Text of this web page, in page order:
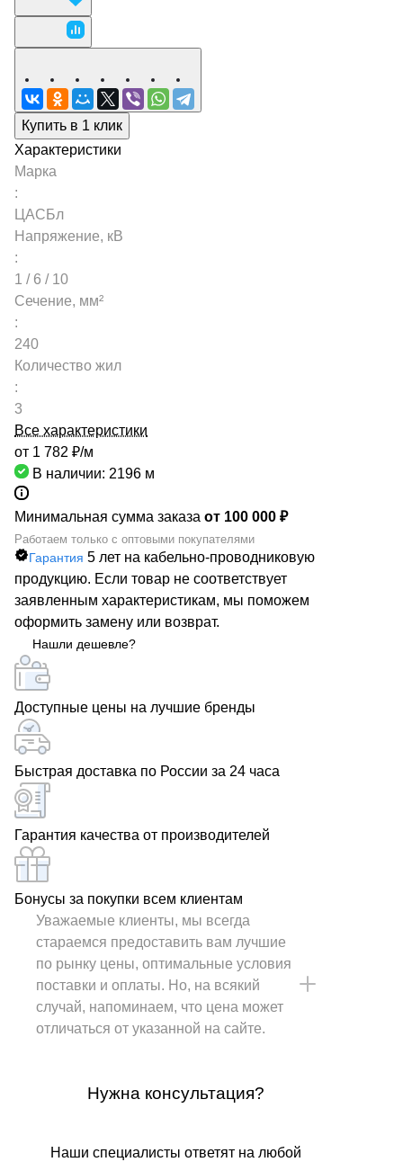
Купить в 1 клик
Характеристики
Марка
:
ЦАСБл
Напряжение, кВ
:
1 / 6 / 10
Сечение, мм²
:
240
Количество жил
:
3
Все характеристики
от 1 782 ₽/м
В наличии: 2196 м
Минимальная сумма заказа от 100 000 ₽
Работаем только с оптовыми покупателями
Гарантия 5 лет на кабельно-проводниковую
продукцию. Если товар не соответствует
заявленным характеристикам, мы поможем
оформить замену или возврат.
Нашли дешевле?
Доступные цены на лучшие бренды
Быстрая доставка по России за 24 часа
Гарантия качества от производителей
Бонусы за покупки всем клиентам
Уважаемые клиенты, мы всегда
стараемся предоставить вам лучшие
по рынку цены, оптимальные условия
поставки и оплаты. Но, на всякий
случай, напоминаем, что цена может
отличаться от указанной на сайте.
Нужна консультация?
Наши специалисты ответят на любой